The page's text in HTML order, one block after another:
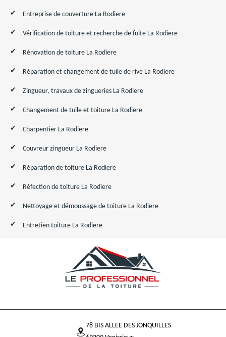
Entreprise de couverture La Rodiere
Vérification de toiture et recherche de fuite La Rodiere
Rénovation de toiture La Rodiere
Réparation et changement de tuile de rive La Rodiere
Zingueur, travaux de zingueries La Rodiere
Changement de tuile et toiture La Rodiere
Charpentier La Rodiere
Couvreur zingueur La Rodiere
Réparation de toiture La Rodiere
Réfection de toiture La Rodiere
Nettoyage et démoussage de toiture La Rodiere
Entretien toiture La Rodiere
78 BIS ALLEE DES JONQUILLES